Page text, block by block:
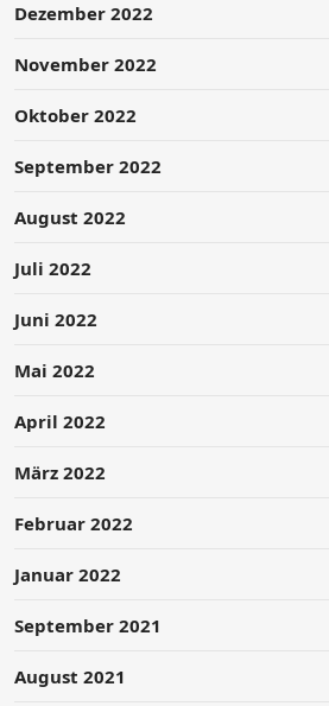
Dezember 2022
November 2022
Oktober 2022
September 2022
August 2022
Juli 2022
Juni 2022
Mai 2022
April 2022
März 2022
Februar 2022
Januar 2022
September 2021
August 2021